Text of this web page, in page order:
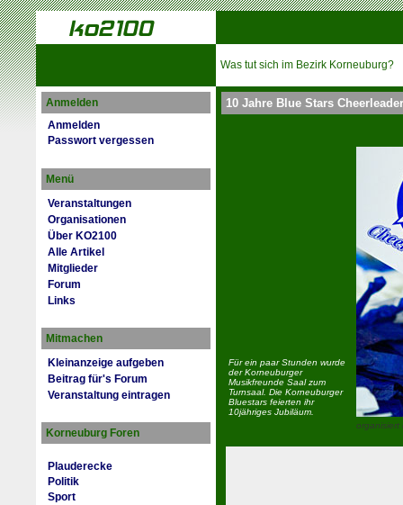
Was tut sich im Bezirk Korneuburg?
Anmelden
Anmelden
Passwort vergessen
Menü
Veranstaltungen
Organisationen
Über KO2100
Alle Artikel
Mitglieder
Forum
Links
Mitmachen
Kleinanzeige aufgeben
Beitrag für's Forum
Veranstaltung eintragen
Korneuburg Foren
Plauderecke
Politik
Sport
10 Jahre Blue Stars Cheerleader
Für ein paar Stunden wurde
der Korneuburger
Musikfreunde Saal zum
Turnsaal. Die Korneuburger
Bluestars feierten ihr
10jähriges Jubiläum.